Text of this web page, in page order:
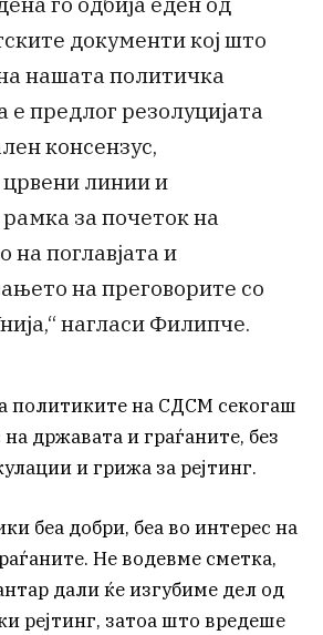
документи кој што
нашата политичка
е предлог резолуцијата
консензус,
линии и
за почеток на
на поглавјата и
на преговорите со
нагласи Филипче.
политиките на СДСМ секогаш
државата и граѓаните, без
и грижа за рејтинг.
беа добри, беа во интерес на
Не водевме сметка,
дали ќе изгубиме дел од
рејтинг, затоа што вредеше